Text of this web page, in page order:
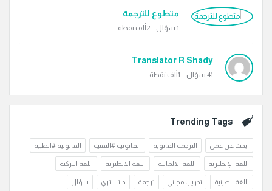
متطوع للترجمة
1 سؤال 2ألف نقطة
Translator R Shady
41 سؤال 1ألف نقطة
Trending Tags
ابحث عن عمل الترجمة القانوية القانونية #التقنية القانونية #الطبية
اللغة الإنجليزية اللغة الالمانية اللغة الانجليزية اللغة التركية
اللغة الصينية تدريب مجاني ترجمة داتا انتري سؤال